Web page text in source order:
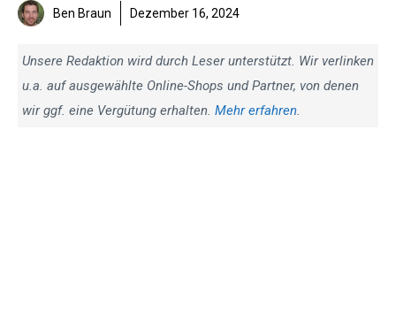
Ben Braun Dezember 16, 2024
Unsere Redaktion wird durch Leser unterstützt. Wir verlinken
u.a. auf ausgewählte Online-Shops und Partner, von denen
wir ggf. eine Vergütung erhalten. Mehr erfahren.